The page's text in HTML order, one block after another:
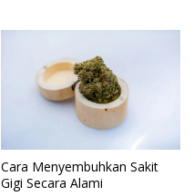
Cara Menyembuhkan Sakit
Gigi Secara Alami